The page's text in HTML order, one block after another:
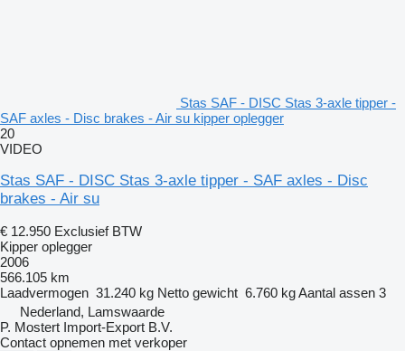
Stas SAF - DISC Stas 3-axle tipper -
SAF axles - Disc brakes - Air su kipper oplegger
20
VIDEO
Stas SAF - DISC Stas 3-axle tipper - SAF axles - Disc
brakes - Air su
€ 12.950 Exclusief BTW
Kipper oplegger
2006
566.105 km
Laadvermogen 31.240 kg Netto gewicht 6.760 kgAantal assen 3
Nederland, Lamswaarde
P. Mostert Import-Export B.V.
Contact opnemen met verkoper